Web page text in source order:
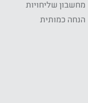
מחשבון שליחויות
הנחה כמותית